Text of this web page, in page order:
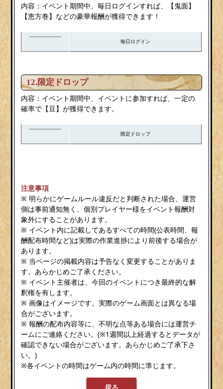
内容：イベント期間中、毎日ログインすれば、【鬼面】
【恵方巻】などの豪華報酬が獲得できます！
毎日ログイン
12.限定ドロップ
内容：イベント期間中、イベントに参加すれば、一定の
確率で【豆】が獲得できます。
限定ドロップ
注意事項
※ 明らかにゲームルール違反だと判断された場合、運営
側は事前通知無く、個別プレイヤー様をイベント報酬対
象外にすることがあります。
※ イベント内に記載してあるすべての時間(公表時間、報
酬配布時間など)は実際の作業進捗により前後する場合が
あります。
※ 当ページの掲載内容は予告なく変更することがありま
す。あらかじめご了承ください。
※ イベント主催者は、今回のイベントにつき最終的な解
釈権を有します。
※ 画像はイメージです。実際のゲーム画面とは異なる場
合がございます。
※ 報酬の配布内容等に、不明な点等ある場合には運営チ
ームにご連絡ください。(※1週間以上経過するとデータが
確認できない場合がございます。あらかじめご了承下さ
い。)
※各イベントの時間はゲーム内の時間に準じます。